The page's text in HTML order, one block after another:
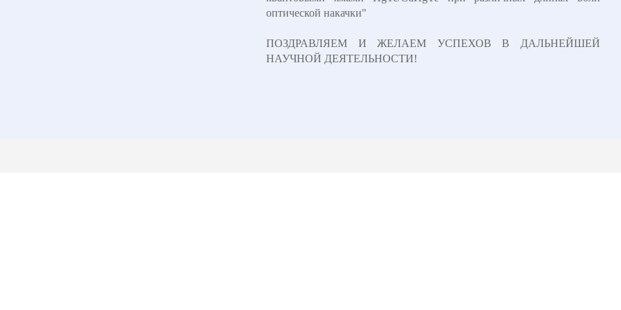
оптической накачки"
ПОЗДРАВЛЯЕМ И ЖЕЛАЕМ УСПЕХОВ В ДАЛЬНЕЙШЕЙ
НАУЧНОЙ ДЕЯТЕЛЬНОСТИ!